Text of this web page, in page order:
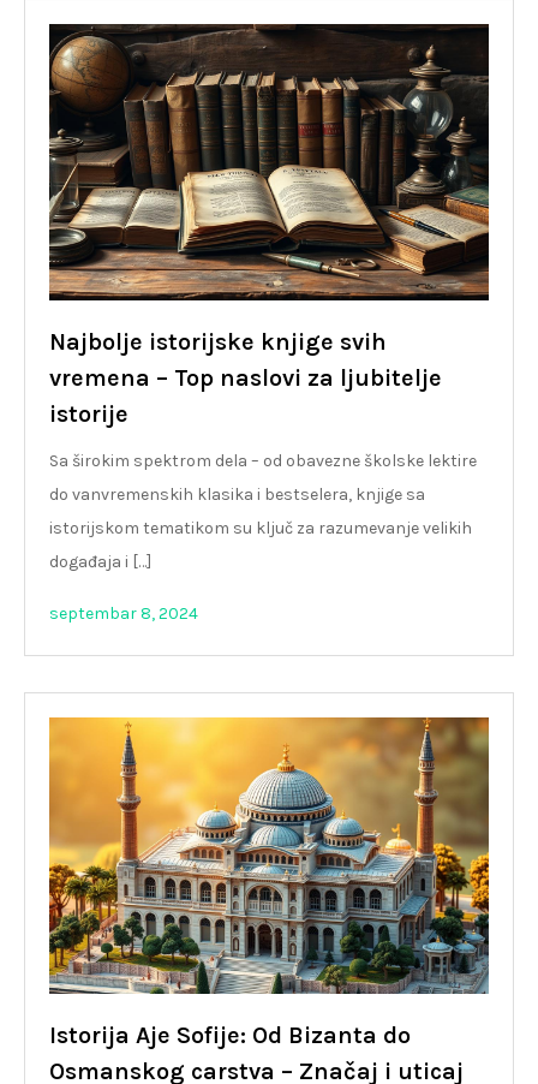
Najbolje istorijske knjige svih
vremena – Top naslovi za ljubitelje
istorije
Sa širokim spektrom dela – od obavezne školske lektire
do vanvremenskih klasika i bestselera, knjige sa
istorijskom tematikom su ključ za razumevanje velikih
događaja i […]
septembar 8, 2024
Istorija Aje Sofije: Od Bizanta do
Osmanskog carstva – Značaj i uticaj